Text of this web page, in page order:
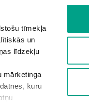
tīmekļa
un
līdzekļu
mārketinga
kuru